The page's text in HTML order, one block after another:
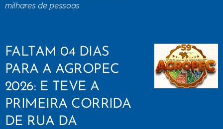
milhares de pessoas
FALTAM 04 DIAS
PARA A AGROPEC
2026: E TEVE A
PRIMEIRA CORRIDA
DE RUA DA